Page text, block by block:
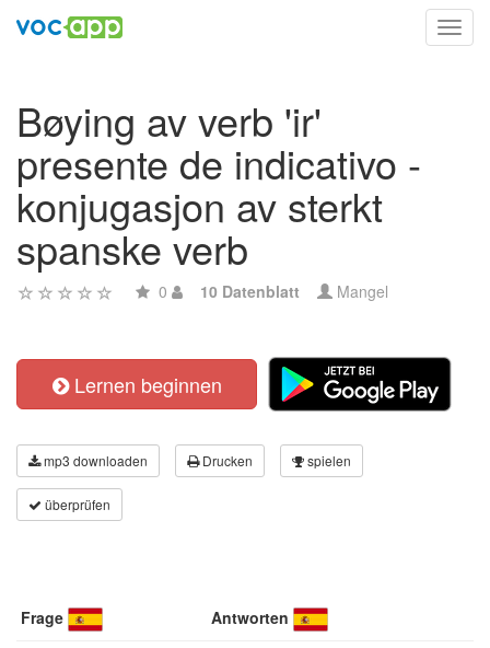
Bøying av verb 'ir'
presente de indicativo -
konjugasjon av sterkt
spanske verb
0 10 Datenblatt Mangel
Lernen beginnen
mp3 downloaden Drucken spielen
überprüfen
Frage Antworten